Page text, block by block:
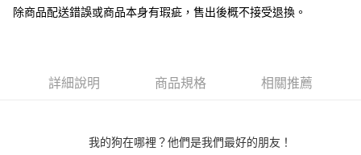
除商品配送錯誤或商品本身有瑕疵，售出後概不接受退換。
詳細說明 商品規格 相關推薦
我的狗在哪裡？他們是我們最好的朋友！